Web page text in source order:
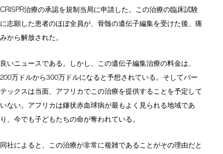
CRISPR治療の承認を規制当局に申請した。この治療の臨床試験
に志願した患者のほぼ全員が、骨髄の遺伝子編集を受けた後、痛
みから解放された。
良いニュースである。しかし、この遺伝子編集治療の料金は、
200万ドルから300万ドルになると予想されている。そしてバー
テックスは当面、アフリカでこの治療を提供することを予定して
いない。アフリカは鎌状赤血球病が最もよく見られる地域であ
り、今でも子どもたちの命が奪われている。
同社によると、この治療が非常に複雑であることがその理由だと